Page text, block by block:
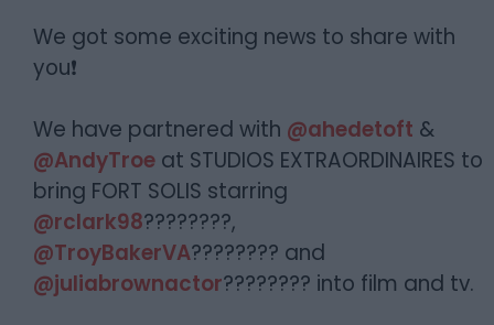
We got some exciting news to share with
you❗️
We have partnered with @ahedetoft &
@AndyTroe at STUDIOS EXTRAORDINAIRES to
bring FORT SOLIS starring
@rclark98????‍????,
@TroyBakerVA????‍???? and
@juliabrownactor????‍???? into film and tv.